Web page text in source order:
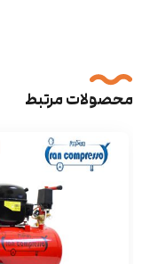
محصولات مرتبط